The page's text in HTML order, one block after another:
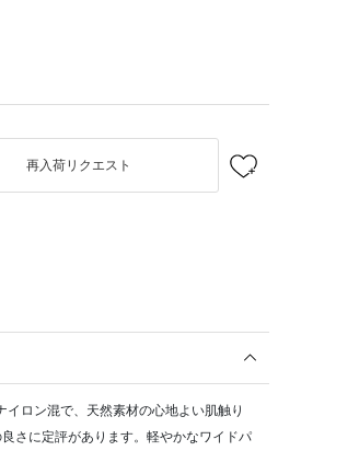
再入荷リクエスト
ロン混で、天然素材の心地よい肌触り
さに定評があります。軽やかなワイドパ